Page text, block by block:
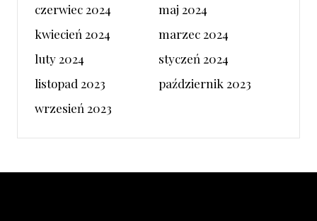
czerwiec 2024
maj 2024
kwiecień 2024
marzec 2024
luty 2024
styczeń 2024
listopad 2023
październik 2023
wrzesień 2023